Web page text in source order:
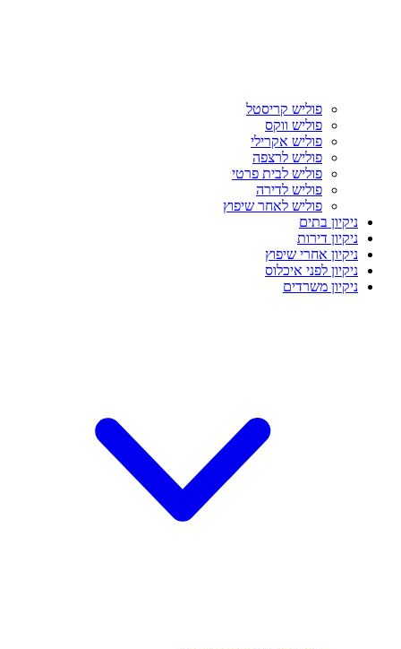
פוליש קריסטל
פוליש ווקס
פוליש אקרילי
פוליש לרצפה
פוליש לבית פרטי
פוליש לדירה
פוליש לאחר שיפוץ
ניקיון בתים
ניקיון דירות
ניקיון אחרי שיפוץ
ניקיון לפני איכלוס
ניקיון משרדים